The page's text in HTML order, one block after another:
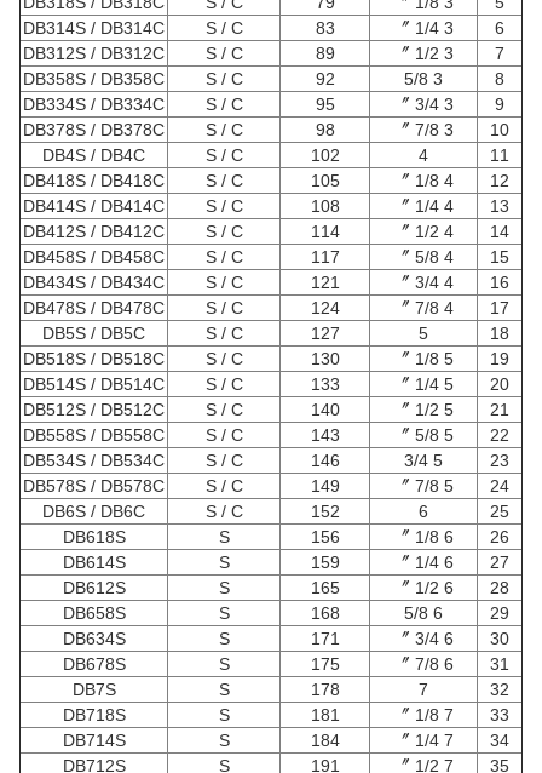
83
S / C
DB314S / DB314C
89
S / C
DB312S / DB312C
92
S / C
DB358S / DB358C
95
S / C
DB334S / DB334C
10
98
S / C
DB378S / DB378C
11
4
102
S / C
DB4S / DB4C
12
4 1/8 〞
105
S / C
DB418S / DB418C
13
4 1/4 〞
108
S / C
DB414S / DB414C
14
4 1/2 〞
114
S / C
DB412S / DB412C
15
4 5/8 〞
117
S / C
DB458S / DB458C
16
4 3/4 〞
121
S / C
DB434S / DB434C
17
4 7/8 〞
124
S / C
DB478S / DB478C
18
5
127
S / C
DB5S / DB5C
19
5 1/8 〞
130
S / C
DB518S / DB518C
20
5 1/4 〞
133
S / C
DB514S / DB514C
21
5 1/2 〞
140
S / C
DB512S / DB512C
22
5 5/8 〞
143
S / C
DB558S / DB558C
23
5 3/4
146
S / C
DB534S / DB534C
24
5 7/8 〞
149
S / C
DB578S / DB578C
25
152
S / C
DB6S / DB6C
26
156
S
DB618S
27
159
S
DB614S
28
165
S
DB612S
29
168
S
DB658S
30
171
S
DB634S
31
175
S
DB678S
32
178
S
DB7S
33
181
S
DB718S
34
184
S
DB714S
35
191
S
DB712S